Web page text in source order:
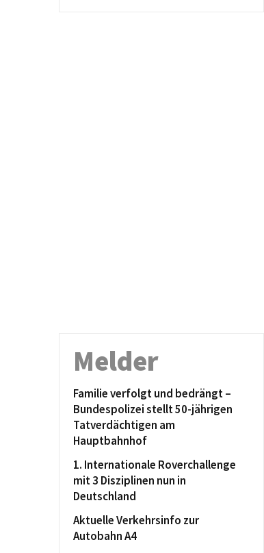
Melder
Familie verfolgt und bedrängt –
Bundespolizei stellt 50-jährigen
Tatverdächtigen am
Hauptbahnhof
1. Internationale Roverchallenge
mit 3 Disziplinen nun in
Deutschland
Aktuelle Verkehrsinfo zur
Autobahn A4